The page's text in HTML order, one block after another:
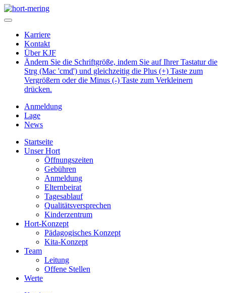
Karriere
Kontakt
Über KJF
Ändern Sie die Schriftgröße, indem Sie auf Ihrer Tastatur die
Strg (Mac 'cmd') und gleichzeitig die Plus (+) Taste zum
Vergrößern oder die Minus (-) Taste zum Verkleinern
drücken.
Anmeldung
Lage
News
Startseite
Unser Hort
Öffnungszeiten
Gebühren
Anmeldung
Elternbeirat
Tagesablauf
Qualitätsversprechen
Kinderzentrum
Hort-Konzept
Pädagogisches Konzept
Kita-Konzept
Team
Leitung
Offene Stellen
Werte